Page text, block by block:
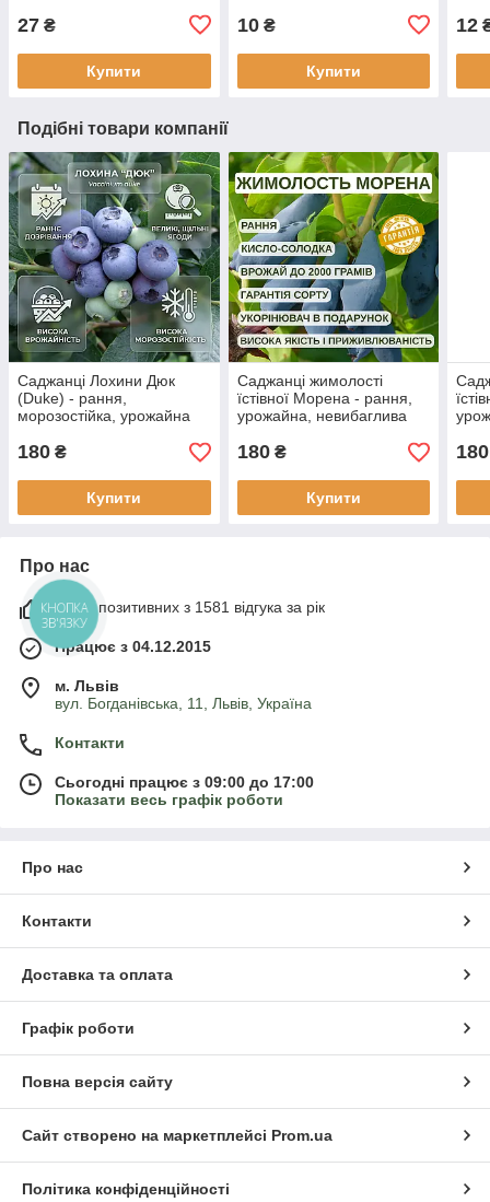
27 ₴
Купити
10₴
Купити
12
Подібні товари компанії
Саджанці Лохини Дюк
(Duke) - рання,
морозостійка, урожайна
180 ₴
Купити
Саджанці жимолості
їстівної Морена - рання,
урожайна, невибаглива
180₴
Купити
180
Про нас
100% позитивних з 1581 відгука за рік
Працює з 04.12.2015
м. Львів
вул. Богданівська, 11, Львів, Україна
Контакти
Сьогодні працює з 09:00 до 17:00
Показати весь графік роботи
Про нас
Контакти
Доставка та оплата
Графік роботи
Повна версія сайту
Сайт створено на маркетплейсі Prom.ua
Політика конфіденційності
КНОПКА
ЗВ'ЯЗКУ